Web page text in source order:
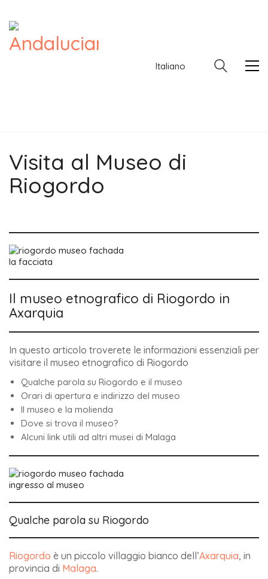
Italiano
Italiano
Visita al Museo di
Riogordo
la facciata
Il museo etnografico di Riogordo in
Axarquia
In questo articolo troverete le informazioni essenziali per
visitare il museo etnografico di Riogordo
Qualche parola su Riogordo e il museo
Orari di apertura e indirizzo del museo
Il museo e la molienda
Dove si trova il museo?
Alcuni link utili ad altri musei di Malaga
ingresso al museo
Qualche parola su Riogordo
Riogordo è un piccolo villaggio bianco dell’Axarquia, in
provincia di Malaga.